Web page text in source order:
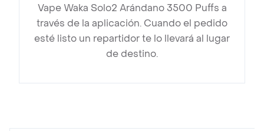
Vape Waka Solo2 Arándano 3500 Puffs a
través de la aplicación. Cuando el pedido
esté listo un repartidor te lo llevará al lugar
de destino.